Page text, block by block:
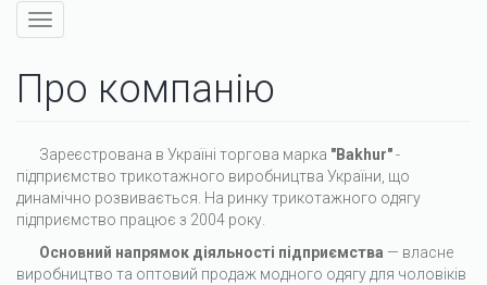
Toggle
navigation
Про компанію
Зареєстрована в Україні торгова марка "Bakhur"-
підприємство трикотажного виробництва України, що
динамічно розвивається. На ринку трикотажного одягу
підприємство працює з 2004 року.
Основний напрямок діяльності підприємства — власне
виробництво та оптовий продаж модного одягу для чоловіків